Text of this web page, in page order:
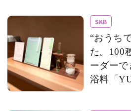
SKB
“おうち
た。100
ーダーで
浴料「